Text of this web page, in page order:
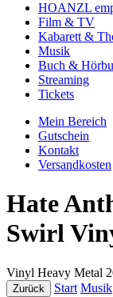
HOANZL
Film & TV
Kabarett &
Musik
Buch &
Streaming
Tickets
Mein Bereich
Gutschein
Kontakt
Versandkosten
Hate
Swirl
Vinyl Heavy Metal
Zurück Start Musik